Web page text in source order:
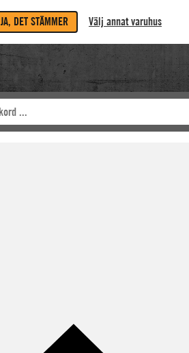
JA, DET STÄMMER Välj annat varuhus